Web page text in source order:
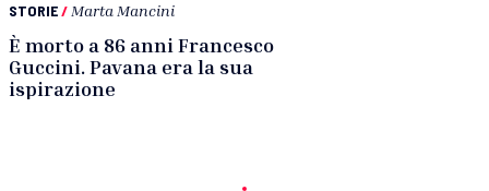
STORIE/ Marta Mancini
È morto a 86 anni Francesco
Guccini. Pavana era la sua
ispirazione